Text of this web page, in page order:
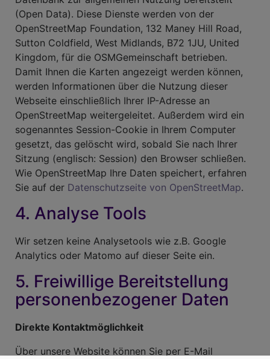
(Open Data). Diese Dienste werden von der
OpenStreetMap Foundation, 132 Maney Hill Road,
Sutton Cold­field, West Midlands, B72 1JU, United
Kingdom, für die OSM­Gemeinschaft betrieben.
Damit Ihnen die Karten angezeigt werden können,
werden Informationen über die Nutzung dieser
Webseite einschließlich Ihrer IP-Adresse an
OpenStreetMap weitergeleitet. Außerdem wird ein
sogenanntes Session-Cookie in Ihrem Computer
gesetzt, das gelöscht wird, sobald Sie nach Ihrer
Sitzung (englisch: Session) den Browser schließen.
Wie OpenStreetMap Ihre Daten speichert, erfahren
Sie auf der Datenschutzseite von OpenStreetMap.
4. Analyse Tools
Wir setzen keine Analysetools wie z.B. Google
Analytics oder Matomo auf dieser Seite ein.
5. Freiwillige Bereitstellung
personenbezogener Daten
Direkte Kontaktmöglichkeit
Über unsere Website können Sie per E-Mail